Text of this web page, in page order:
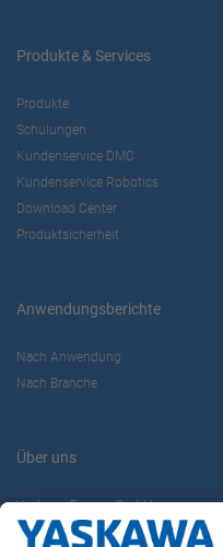
Produkte & Services
Produkte
Schulungen
Kundenservice DMC
Kundenservice Robotics
Download Center
Produktsicherheit
Anwendungsberichte
Nach Anwendung
Nach Branche
Über uns
Yaskawa Europe GmbH
Karriere